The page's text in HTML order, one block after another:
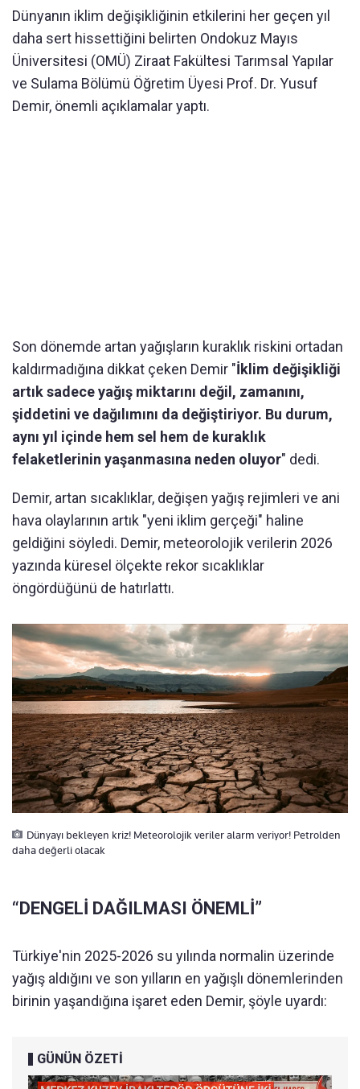
Dünyanın iklim değişikliğinin etkilerini her geçen yıl
daha sert hissettiğini belirten Ondokuz Mayıs
Üniversitesi (OMÜ) Ziraat Fakültesi Tarımsal Yapılar
ve Sulama Bölümü Öğretim Üyesi Prof. Dr. Yusuf
Demir, önemli açıklamalar yaptı.
Son dönemde artan yağışların kuraklık riskini ortadan
kaldırmadığına dikkat çeken Demir "İklim değişikliği
artık sadece yağış miktarını değil, zamanını,
şiddetini ve dağılımını da değiştiriyor. Bu durum,
aynı yıl içinde hem sel hem de kuraklık
felaketlerinin yaşanmasına neden oluyor" dedi.
Demir, artan sıcaklıklar, değişen yağış rejimleri ve ani
hava olaylarının artık "yeni iklim gerçeği" haline
geldiğini söyledi. Demir, meteorolojik verilerin 2026
yazında küresel ölçekte rekor sıcaklıklar
öngördüğünü de hatırlattı.
Dünyayı bekleyen kriz! Meteorolojik veriler alarm veriyor! Petrolden
daha değerli olacak
“DENGELİ DAĞILMASI ÖNEMLİ”
Türkiye'nin 2025-2026 su yılında normalin üzerinde
yağış aldığını ve son yılların en yağışlı dönemlerinden
birinin yaşandığına işaret eden Demir, şöyle uyardı:
GÜNÜN ÖZETİ